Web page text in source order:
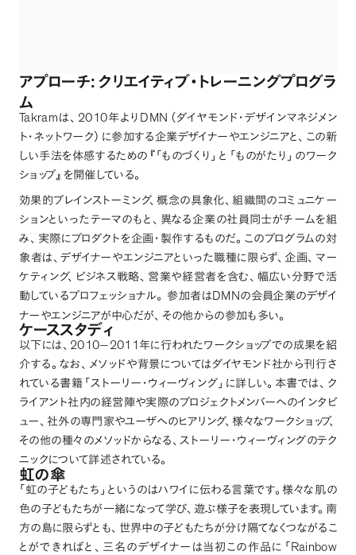
アプローチ: クリエイティブ・トレーニングプログラ
ム
Takram は、 2010年より DMN （ ダイヤモンド・デザインマネジメン
ト・ネットワーク） に参加する企業デザイナーやエンジニアと 、 この新
しい手法を体感するための 『「 ものづくり 」 と 「 ものがたり 」 のワーク
ショップ』 を開催している。
効果的ブレインストーミング、 概念の具象化、 組織間のコミュニケー
ションといったテーマのもと 、 異なる企業の社員同士がチームを組
み 、 実際にプロダクトを企画・製作するものだ。 このプログラムの対
象者は、 デザイナーやエンジニアといった職種に限らず、 企画、 マー
ケティング、 ビジネス戦略、 営業や経営者を含む 、 幅広い分野で活
動しているプロフェッショナル。 参加者はDMN の会員企業のデザイ
ナーやエンジニアが中心だが、 その他からの参加も多い。
ケーススタディ
以下には、 2010− 2011 年に行われたワークショップでの成果を紹
介する。 なお 、 メソッドや背景についてはダイヤモンド社から刊行さ
れている書籍 「ストーリー・ウィーヴィング 」 に詳しい。 本書では、 ク
ライアント社内の経営陣や実際のプロジェクトメンバーへのインタビ
ュー 、 社外の専門家やユーザへのヒアリング、 様々なワークショップ、
その他の種々のメソッドからなる 、 ストーリー・ウィーヴィングのテク
ニックについて詳述されている。
虹の傘
「 虹の子どもたち 」 というのはハワイに伝わる言葉です。 様々な肌の
色の子どもたちが一緒になって学び、 遊ぶ様子を表現しています。 南
方の島に限らずとも、 世界中の子どもたちが分け隔てなくつながるこ
とができればと 、 三名のデザイナーは当初この作品に 「 Rainbow